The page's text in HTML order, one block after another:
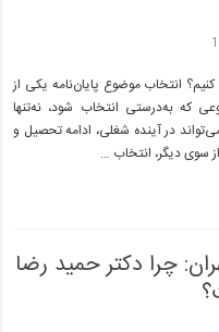
انتخاب موضوع پایان‌نامه یکی از
که به‌درستی انتخاب شود، نه‌تنها
در آینده شغلی، ادامه تحصیل و
سوی دیگر، انتخاب …
چرا دکتر حمید رضا